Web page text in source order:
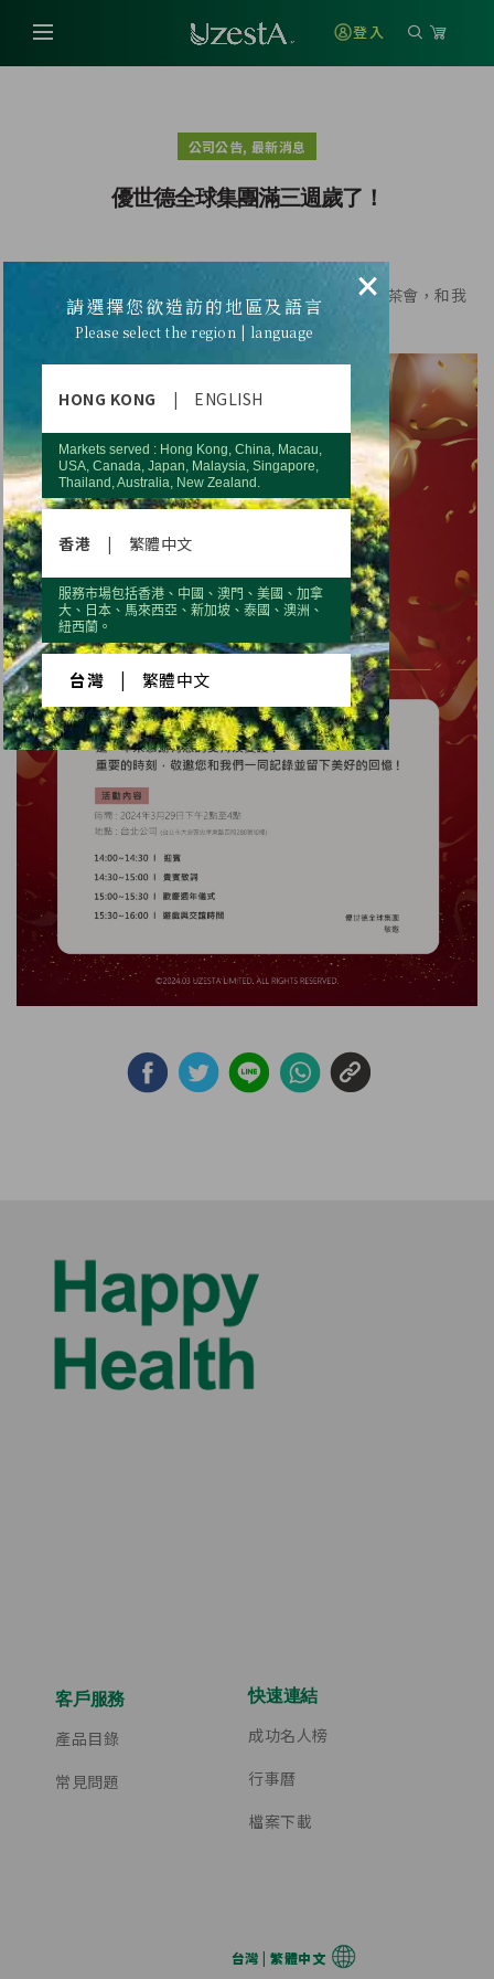
登入
公司公告, 最新消息
優世德全球集團滿三週歲了！
感謝有您的持續支持和愛護，敬邀您參加3/29三週年茶會，和我
們一同記錄美好時刻。凝聚，讓愛更靠近！
客戶服務
產品目錄
常見問題
快速連結
成功名人榜
行事曆
檔案下載
台灣 | 繁體中文
×
請選擇您欲造訪的地區及語言
Please select the region | language
HONG KONG | ENGLISH
Markets served : Hong Kong, China, Macau,
USA, Canada, Japan, Malaysia, Singapore,
Thailand, Australia, New Zealand.
香港 | 繁體中文
服務市場包括香港、中國、澳門、美國、加拿
大、日本、馬來西亞、新加坡、泰國、澳洲、
紐西蘭。
台灣 繁體中文